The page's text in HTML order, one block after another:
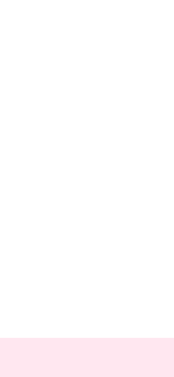
- Thân cọ chắc
hơn, tạo lớp nền